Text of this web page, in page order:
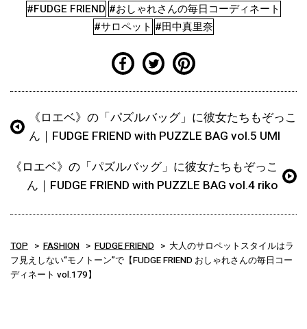
#FUDGE FRIEND #おしゃれさんの毎日コーディネート
#サロペット #田中真里奈
《ロエベ》の「パズルバッグ」に彼女たちもぞっこ
ん｜FUDGE FRIEND with PUZZLE BAG vol.5 UMI
《ロエベ》の「パズルバッグ」に彼女たちもぞっこ
ん｜FUDGE FRIEND with PUZZLE BAG vol.4 riko
TOP FASHION FUDGE FRIEND
大人のサロペットスタイルはラ
フ見えしない“モノトーン”で【FUDGE FRIEND おしゃれさんの毎日コー
ディネート vol.179】